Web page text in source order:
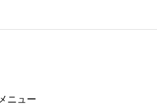
ニュー